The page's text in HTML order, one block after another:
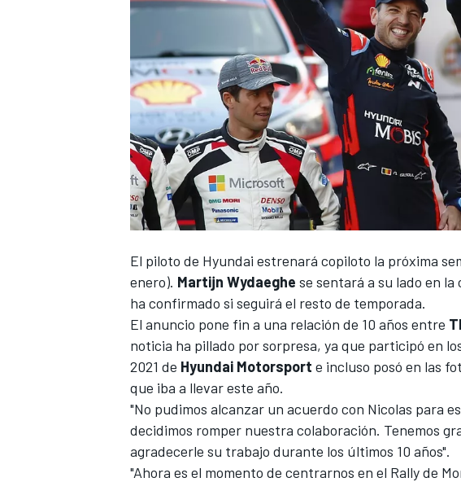
NASCAR CUP
FÓRMULA E
El piloto de Hyundai estrenará copiloto la próxima
enero). Martijn Wydaeghe se sentará a su lado en
ha confirmado si seguirá el resto de temporada.
El anuncio pone fin a una relación de 10 años entre
noticia ha pillado por sorpresa, ya que participó en
2021 de Hyundai Motorsport e incluso posó en las
que iba a llevar este año.
"No pudimos alcanzar un acuerdo con Nicolas para
decidimos romper nuestra colaboración. Tenemos
agradecerle su trabajo durante los últimos 10 años".
"Ahora es el momento de centrarnos en el Rally de